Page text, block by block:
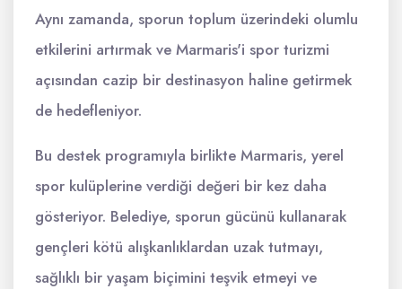
Aynı zamanda, sporun toplum üzerindeki olumlu
etkilerini artırmak ve Marmaris'i spor turizmi
açısından cazip bir destinasyon haline getirmek
de hedefleniyor.
Bu destek programıyla birlikte Marmaris, yerel
spor kulüplerine verdiği değeri bir kez daha
gösteriyor. Belediye, sporun gücünü kullanarak
gençleri kötü alışkanlıklardan uzak tutmayı,
sağlıklı bir yaşam biçimini teşvik etmeyi ve